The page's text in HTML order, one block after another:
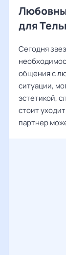
для
Сегодня
общения с
ситуации,
эстетикой,
стоит
партнер